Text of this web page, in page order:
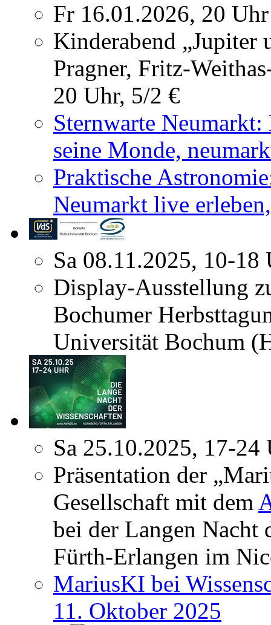
Fr 16.01.2026, 20 Uhr
Kinderabend „Jupiter
Pragner, Fritz-
20 Uhr, 5/2 €
Sternwarte
seine Monde,
Praktische
Neumarkt live
Sa 08.11.2025, 10-18
Display-Ausstellung
Bochumer
Universität Bochum
Sa 25.10.2025, 17-24
Präsentation der
Gesellschaft mit dem
bei der Langen Nacht
Fürth-Erlangen im
MariusKI bei
11. Oktober 2025